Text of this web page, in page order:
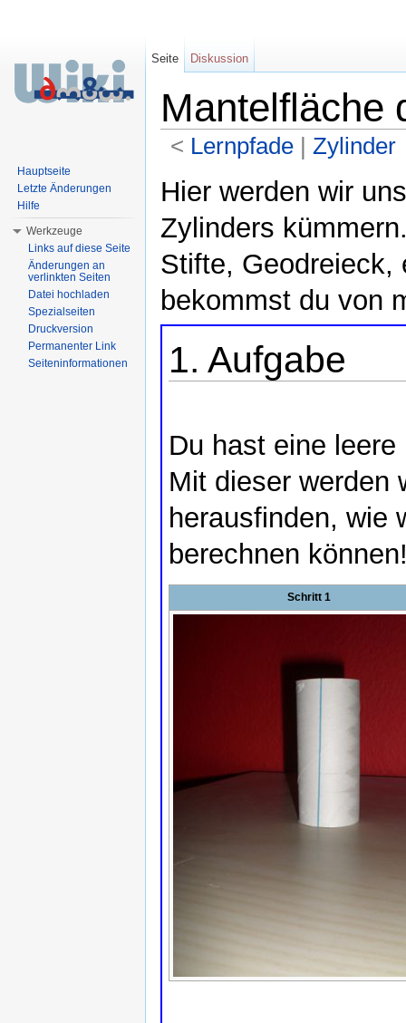
Mantelfläche
< Lernpfade‎ | Zylinder
Hier werden wir
Zylinders
Stifte, Geodreieck,
bekommst du von
1. Aufgabe
Du hast eine
Mit dieser werden
herausfinden, wie
berechnen
Schritt 1
Seite Diskussion
Hauptseite
Letzte Änderungen
Hilfe
Werkzeuge
Links auf diese Seite
Änderungen an
verlinkten Seiten
Datei hochladen
Spezialseiten
Druckversion
Permanenter Link
Seiteninformationen